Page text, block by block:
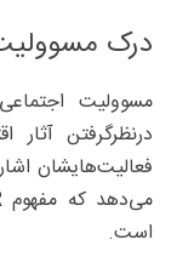
درک
مسوولیت
درنظرگرفتن
فعالیت‌هایشان
است.